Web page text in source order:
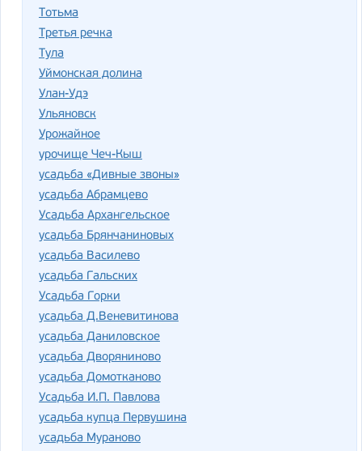
Тотьма
Третья речка
Тула
Уймонская долина
Улан-Удэ
Ульяновск
Урожайное
урочище Чеч-Кыш
усадьба «Дивные звоны»
усадьба Абрамцево
Усадьба Архангельское
усадьба Брянчаниновых
усадьба Василево
усадьба Гальских
Усадьба Горки
усадьба Д.Веневитинова
усадьба Даниловское
усадьба Дворяниново
усадьба Домотканово
Усадьба И.П. Павлова
усадьба купца Первушина
усадьба Мураново